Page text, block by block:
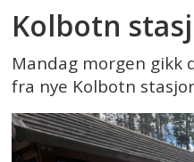
Kolbotn
Mandag morgen gikk
fra nye Kolbotn